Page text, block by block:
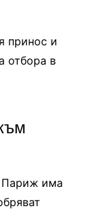
принос и
отбора в
Париж има